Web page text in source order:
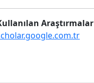
Araştırmalar